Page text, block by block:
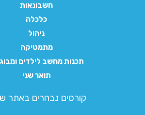
חשבונאות
כלכלה
ניהול
מתמטיקה
תכנות מחשב לילדים
תואר שני
קורסים נבחרים באתר